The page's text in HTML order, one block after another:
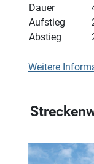
Dauer
Aufstieg
Abstieg
Weitere